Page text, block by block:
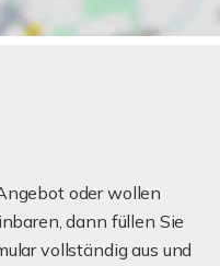
oder wollen
dann füllen Sie
vollständig aus und